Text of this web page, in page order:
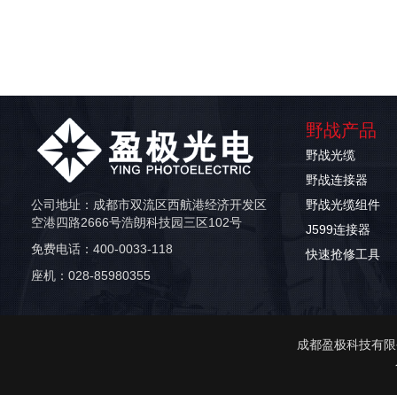
公司地址：成都市双流区西航港经济开发区
空港四路2666号浩朗科技园三区102号
免费电话：400-0033-118
座机：028-85980355
野战产品
野战光缆
野战连接器
野战光缆组件
J599连接器
快速抢修工具
成都盈极科技有